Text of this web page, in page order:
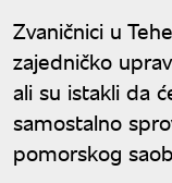
Zvaničnici u
zajedničko
ali su istakli da
samostalno
pomorskog